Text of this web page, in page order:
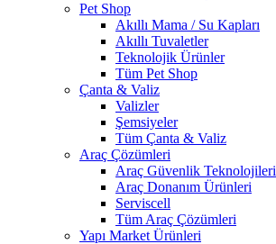
Pet Shop
Akıllı Mama / Su Kapları
Akıllı Tuvaletler
Teknolojik Ürünler
Tüm Pet Shop
Çanta & Valiz
Valizler
Şemsiyeler
Tüm Çanta & Valiz
Araç Çözümleri
Araç Güvenlik Teknolojileri
Araç Donanım Ürünleri
Serviscell
Tüm Araç Çözümleri
Yapı Market Ürünleri